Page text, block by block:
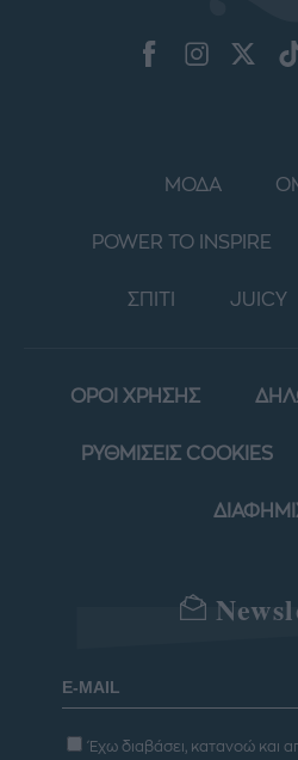
ΜΟΔΑ
POWER TO INSPIRE
ΣΠΙΤΙ JUICY
ΟΡΟΙ ΧΡΗΣΗΣ
ΡΥΘΜΙΣΕΙΣ COOKIES
Έχω διαβάσει, κατανοώ και